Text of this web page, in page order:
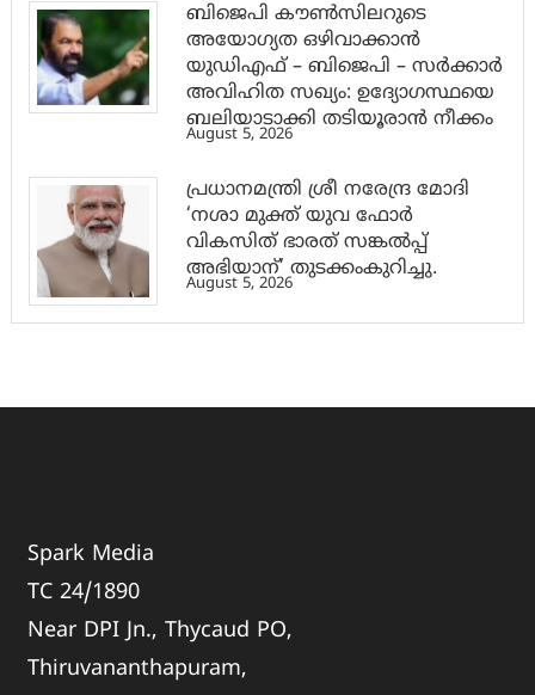
ബിജെപി കൗൺസിലറുടെ
അയോഗ്യത ഒഴിവാക്കാൻ
യുഡിഎഫ് – ബിജെപി – സർക്കാർ
അവിഹിത സഖ്യം: ഉദ്യോഗസ്ഥയെ
ബലിയാടാക്കി തടിയൂരാൻ നീക്കം
August 5, 2026
പ്രധാനമന്ത്രി ശ്രീ നരേന്ദ്ര മോദി
‘നശാ മുക്ത് യുവ ഫോർ
വികസിത് ഭാരത് സങ്കൽപ്പ്
അഭിയാന്’ തുടക്കംകുറിച്ചു.
August 5, 2026
Spark Media
TC 24/1890
Near DPI Jn., Thycaud PO,
Thiruvananthapuram,